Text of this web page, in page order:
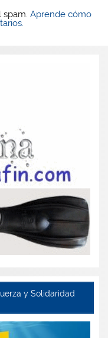
spam.Aprende cómo
y Solidaridad